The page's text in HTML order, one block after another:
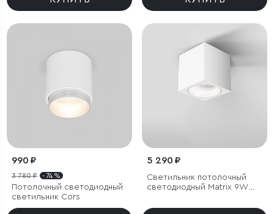
990 ₽
3 780 ₽ - 74 %
Потолочный светодиодный
светильник Cors
5 290 ₽
Светильник потолочный
светодиодный Matrix 9W